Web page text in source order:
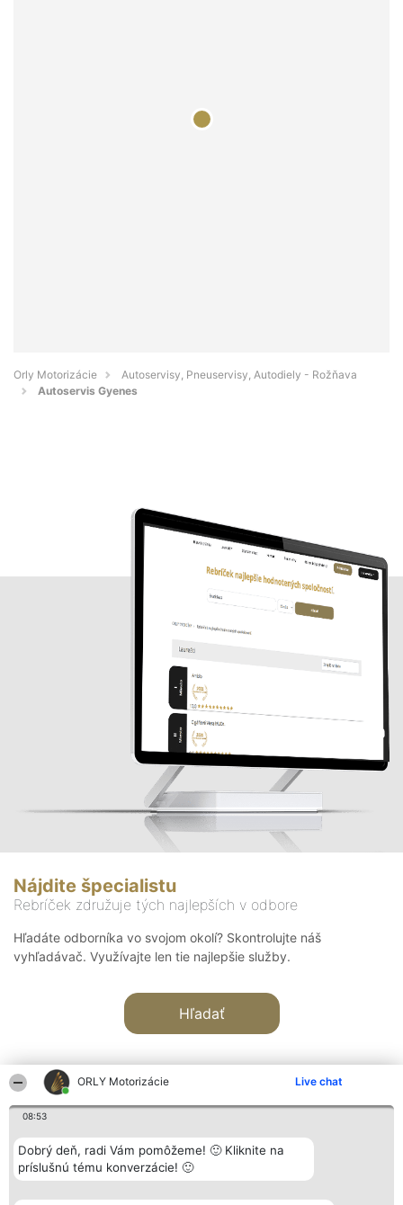
ORLY Motorizácie Live chat
08:53
Dobrý deň, radi Vám pomôžeme! 🙂 Kliknite na
príslušnú tému konverzácie! 🙂
Orly Motorizácie
Autoservisy, Pneuservisy, Autodiely - Rožňava
Autoservis Gyenes
Nájdite špecialistu
Rebríček združuje tých najlepších v odbore
Hľadáte odborníka vo svojom okolí? Skontrolujte náš
vyhľadávač. Využívajte len tie najlepšie služby.
Hľadať
Organizátor hodnotenia
Bright Side Solutions sp. z o.
o. sp. k.
Wrocław 50-079
Hodnotenie
Laureáti
Lista
Laureatów
Kontakt
Kontakt